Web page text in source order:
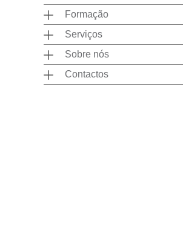
Formação
Serviços
Sobre nós
Contactos